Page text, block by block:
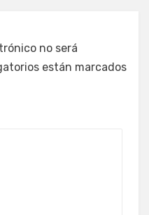
no será
están marcados